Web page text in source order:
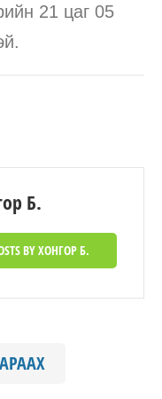
21 цаг 05
Б.
BY ХОНГОР Б.